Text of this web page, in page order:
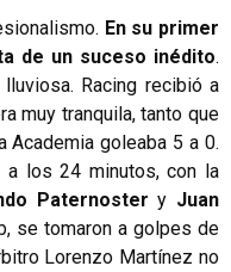
En su primer
de un suceso inédito.
Racing recibió a
muy tranquila, tanto que
Academia goleaba 5 a 0.
a los 24 minutos, con la
Paternoster y Juan
se tomaron a golpes de
Lorenzo Martínez no